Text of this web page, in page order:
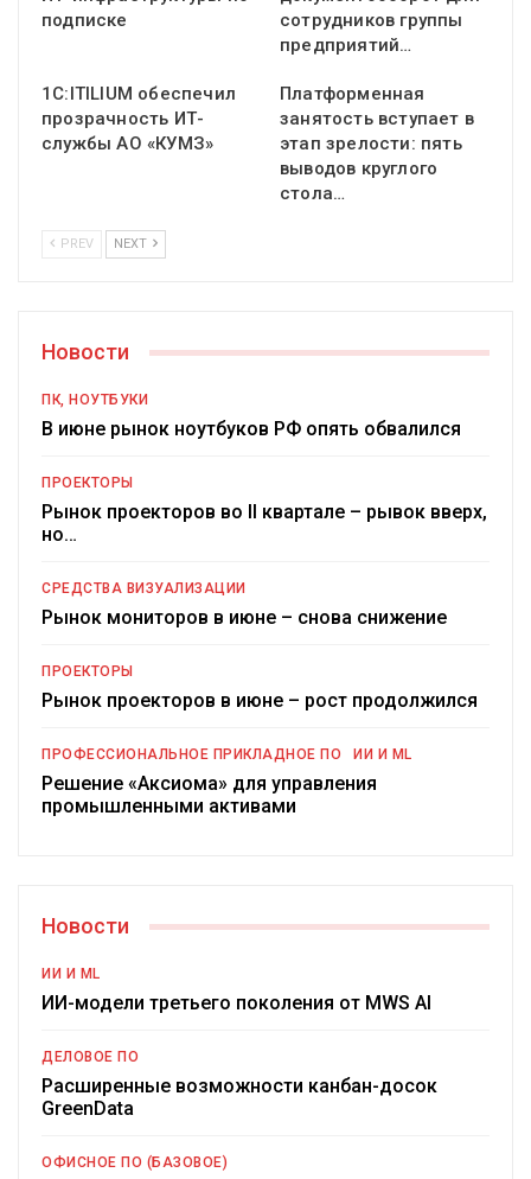
подписке
сотрудников группы
предприятий…
1С:ITILIUM обеспечил
прозрачность ИТ-
службы АО «КУМЗ»
Платформенная
занятость вступает в
этап зрелости: пять
выводов круглого
стола…
PREV NEXT
Новости
ПК, НОУТБУКИ
В июне рынок ноутбуков РФ опять обвалился
ПРОЕКТОРЫ
Рынок проекторов во II квартале – рывок вверх,
но…
СРЕДСТВА ВИЗУАЛИЗАЦИИ
Рынок мониторов в июне – снова снижение
ПРОЕКТОРЫ
Рынок проекторов в июне – рост продолжился
ПРОФЕССИОНАЛЬНОЕ ПРИКЛАДНОЕ ПО ИИ И ML
Решение «Аксиома» для управления
промышленными активами
Новости
ИИ И ML
ИИ-модели третьего поколения от MWS AI
ДЕЛОВОЕ ПО
Расширенные возможности канбан-досок
GreenData
ОФИСНОЕ ПО (БАЗОВОЕ)